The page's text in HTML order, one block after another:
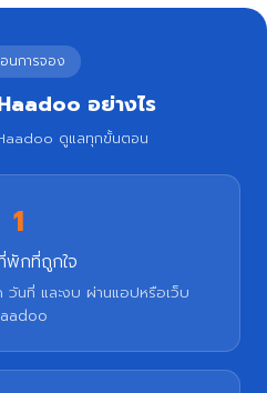
นการจอง
อย่างไร
ดูแลทุกขั้นตอน
1
พักที่ถูกใจ
วันที่ และงบ ผ่านแอปหรือเว็บ